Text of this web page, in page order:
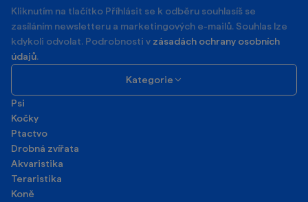
Kliknutím na tlačítko Příhlásit se k odběru souhlasíš se
zasíláním newsletteru a marketingových e-mailů. Souhlas lze
kdykoli odvolat. Podrobnosti v zásadách ochrany osobních
údajů.
Kategorie
Psi
Kočky
Ptactvo
Drobná zvířata
Akvaristika
Teraristika
Koně